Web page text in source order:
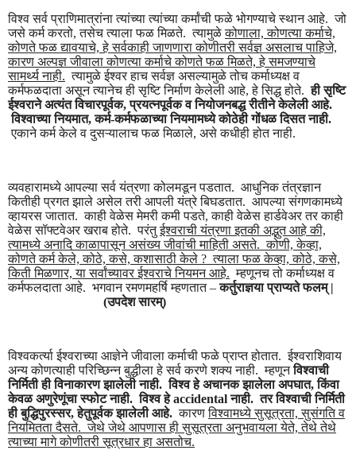
विश्व सर्व प्राणिमात्रांना त्यांच्या त्यांच्या कर्मांची फळे भोगण्याचे स्थान आहे. जो
जसे कर्म करतो, तसेच त्याला फळ मिळते. त्यामुळेकोणाला, कोणत्या कर्माचे,
कोणते फळद्यावयाचे, हे सर्वकाही जाणणारा कोणीतरी सर्वज्ञ असलाच पाहिजे,
कारण अल्पज्ञ जीवाला कोणत्या कर्माचे कोणते फळ मिळते, हे समजण्याचे
सामर्थ्य नाही. त्यामुळे ईश्वर हाच सर्वज्ञ असल्यामुळे तोच कर्माध्यक्ष व
कर्मफळदाता असून त्यानेच ही सृष्टि निर्माण केलेली आहे, हे सिद्ध होते.ही सृष्टि
ईश्वराने अत्यंत विचारपूर्वक, प्रयत्नपूर्वक व नियोजनबद्ध रीतीने केलेली आहे.
विश्वाच्या नियमात, कर्म-कर्मफळाच्या नियमामध्ये कोठेही गोंधळ दिसत नाही.
एकाने कर्म केले व दुसऱ्यालाच फळ मिळाले, असे कधीही होत नाही.
व्यवहारामध्ये आपल्या सर्व यंत्रणा कोलमडून पडतात. आधुनिक तंत्रज्ञान
कितीही प्रगत झाले असेल तरी आपली यंत्रे बिघडतात. आपल्या संगणकामध्ये
व्हायरस जातात. काही वेळेस मेमरी कमी पडते, काही वेळेस हार्डवेअर तर काही
वेळेस सॉफ्टवेअर खराब होते. परंतुईश्वराची यंत्रणा इतकी अद्भुत आहे की,
त्यामध्ये अनादि काळापासून असंख्य जीवांची माहिती असते. कोणी, केव्हा,
कोणते कर्म केले, कोठे, कसे, कशासाठी केले ? त्याला फळ केव्हा, कोठे, कसे,
किती मिळणार, या सर्वांच्यावर ईश्वराचे नियमन आहे. म्हणूनच तो कर्माध्यक्ष व
कर्मफलदाता आहे. भगवान रमणमहर्षि म्हणतात –कर्तुराज्ञया प्राप्यते फलम् |
(उपदेश सारम्)
विश्वकर्त्या ईश्वराच्या आज्ञेने जीवाला कर्माची फळे प्राप्त होतात. ईश्वराशिवाय
अन्य कोणत्याही परिच्छिन्न बुद्धीला हे सर्व करणे शक्य नाही. म्हणूनविश्वाची
निर्मिती ही विनाकारण झालेली नाही. विश्व हे अचानक झालेला अपघात, किंवा
केवळ अणुरेणूंचा स्फोट नाही. विश्व हे accidental नाही. तर विश्वाची निर्मिती
ही बुद्धिपुरस्सर, हेतुपूर्वक झालेली आहे. कारणविश्वामध्ये सुसूत्रता, सुसंगति व
नियमितता दैसते. जेथे जेथे आपणास ही सुसूत्रता अनुभवायला येते, तेथे तेथे
त्याच्या मागे कोणीतरी सूत्रधार हा असतोच.